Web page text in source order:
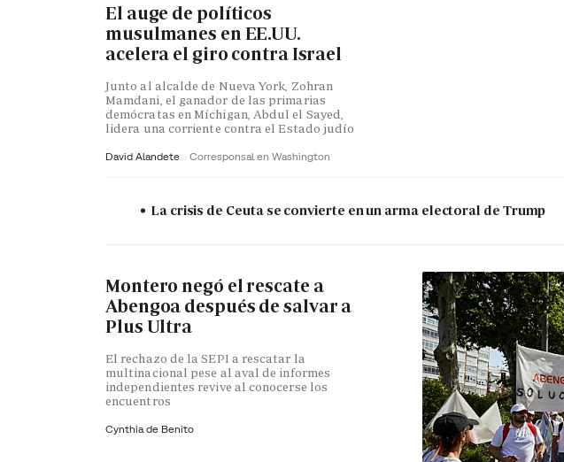
El auge de políticos
musulmanes en EE.UU.
acelera el giro contra Israel
Junto al alcalde de Nueva York, Zohran
Mamdani, el ganador de las primarias
demócratas en Míchigan, Abdul el Sayed,
lidera una corriente contra el Estado judío
David Alandete Corresponsal en Washington
La crisis de Ceuta se convierte en un arma electoral de Trump
Montero negó el rescate a
Abengoa después de salvar a
Plus Ultra
El rechazo de la SEPI a rescatar la
multinacional pese al aval de informes
independientes revive al conocerse los
encuentros
Cynthia de Benito